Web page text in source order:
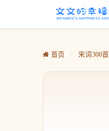
首页 / 宋词300首